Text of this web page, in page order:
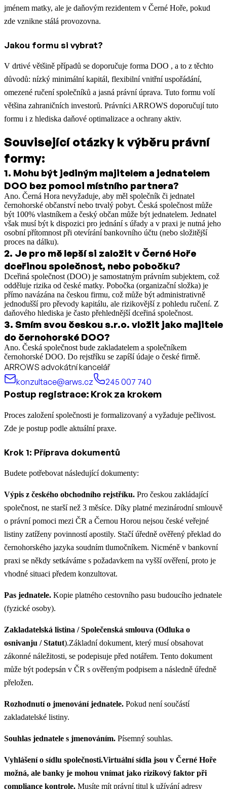
jménem matky, ale je daňovým rezidentem v Černé Hoře, pokud
zde vznikne stálá provozovna.
Jakou formu si vybrat?
V drtivé většině případů se doporučuje forma DOO , a to z těchto
důvodů: nízký minimální kapitál, flexibilní vnitřní uspořádání,
omezené ručení společníků a jasná právní úprava. Tuto formu volí
většina zahraničních investorů. Právníci ARROWS doporučují tuto
formu i z hlediska daňové optimalizace a ochrany aktiv.
Související otázky k výběru právní
formy:
1. Mohu být jediným majitelem a jednatelem
DOO bez pomoci místního partnera?
Ano. Černá Hora nevyžaduje, aby měl společník či jednatel
černohorské občanství nebo trvalý pobyt. Česká společnost může
být 100% vlastníkem a český občan může být jednatelem. Jednatel
však musí být k dispozici pro jednání s úřady a v praxi je nutná jeho
osobní přítomnost při otevírání bankovního účtu (nebo složitější
proces na dálku).
2. Je pro mě lepší si založit v Černé Hoře
dceřinou společnost, nebo pobočku?
Dceřiná společnost (DOO) je samostatným právním subjektem, což
odděluje rizika od české matky. Pobočka (organizační složka) je
přímo navázána na českou firmu, což může být administrativně
jednodušší pro převody kapitálu, ale rizikovější z pohledu ručení. Z
daňového hlediska je často přehlednější dceřiná společnost.
3. Smím svou českou s.r.o. vložit jako majitele
do černohorské DOO?
Ano. Česká společnost bude zakladatelem a společníkem
černohorské DOO. Do rejstříku se zapíší údaje o české firmě.
ARROWS advokátní kancelář
konzultace@arws.cz
245 007 740
Postup registrace: Krok za krokem
Proces založení společnosti je formalizovaný a vyžaduje pečlivost.
Zde je postup podle aktuální praxe.
Krok 1: Příprava dokumentů
Budete potřebovat následující dokumenty:
Výpis z českého obchodního rejstříku. Pro českou zakládající
společnost, ne starší než 3 měsíce. Díky platné mezinárodní smlouvě
o právní pomoci mezi ČR a Černou Horou nejsou české veřejné
listiny zatíženy povinností apostily. Stačí úředně ověřený překlad do
černohorského jazyka soudním tlumočníkem. Nicméně v bankovní
praxi se někdy setkáváme s požadavkem na vyšší ověření, proto je
vhodné situaci předem konzultovat.
Pas jednatele. Kopie platného cestovního pasu budoucího jednatele
(fyzické osoby).
Zakladatelská listina / Společenská smlouva (Odluka o
osnivanju / Statut).Základní dokument, který musí obsahovat
zákonné náležitosti, se podepisuje před notářem. Tento dokument
může být podepsán v ČR s ověřeným podpisem a následně úředně
přeložen.
Rozhodnutí o jmenování jednatele. Pokud není součástí
zakladatelské listiny.
Souhlas jednatele s jmenováním. Písemný souhlas.
Vyhlášení o sídlu společnosti.Virtuální sídla jsou v Černé Hoře
možná, ale banky je mohou vnímat jako rizikový faktor při
compliance kontrole. Musíte mít právní titul k užívání adresy